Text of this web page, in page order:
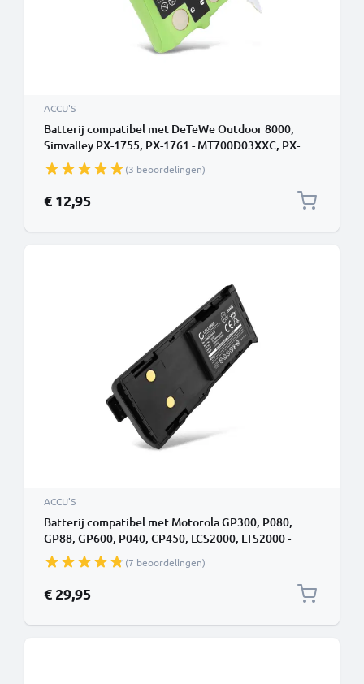
ACCU'S
Batterij compatibel met DeTeWe Outdoor 8000,
Simvalley PX-1755, PX-1761 - MT700D03XXC, PX-
1754-919, PX-175-675 700mAh vervangende accu
reservebatterij extra energie
(3 beoordelingen)
€ 12,95
ACCU'S
Batterij compatibel met Motorola GP300, P080,
GP88, GP600, P040, CP450, LCS2000, LTS2000 -
HNN9628A, HNN9628B 1800mAh vervangende accu
reservebatterij extra energie
(7 beoordelingen)
€ 29,95